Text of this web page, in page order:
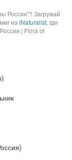
России"? Загружай
на iNaturalist, где
| Flora of